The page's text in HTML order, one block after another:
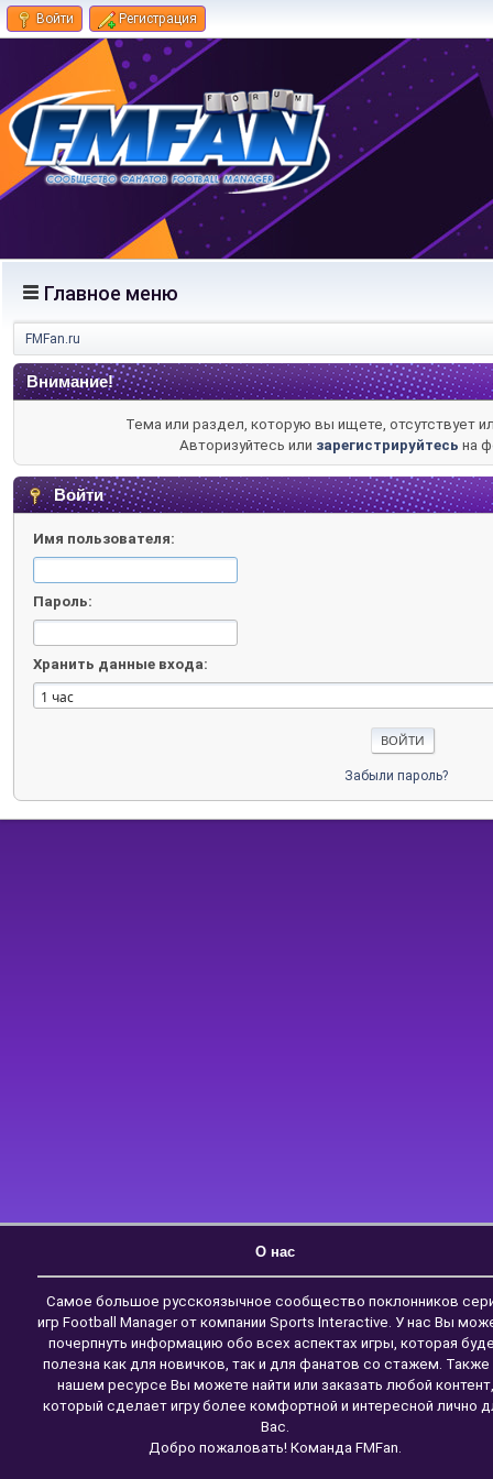
Войти Регистрация
Главное меню
FMFan.ru
Внимание!
Тема или раздел, которую вы ищете, отсутствует
Авторизуйтесь или зарегистрируйтесь на
Войти
Имя пользователя:
Пароль:
Хранить данные входа:
Забыли пароль?
О нас
Самое большое русскоязычное сообщество поклонников
игр Football Manager от компании Sports Interactive. У нас Вы
почерпнуть информацию обо всех аспектах игры, которая
полезна как для новичков, так и для фанатов со стажем. Также
нашем ресурсе Вы можете найти или заказать любой контент,
который сделает игру более комфортной и интересной лично
Вас.
Добро пожаловать! Команда FMFan.